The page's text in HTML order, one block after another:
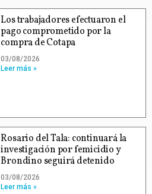
Los trabajadores efectuaron el
pago comprometido por la
compra de Cotapa
03/08/2026
Leer más »
Rosario del Tala: continuará la
investigación por femicidio y
Brondino seguirá detenido
03/08/2026
Leer más »